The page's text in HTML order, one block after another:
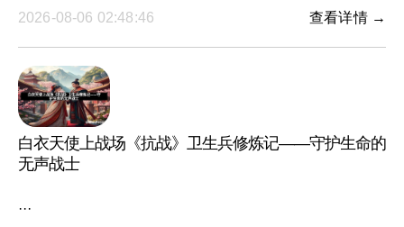
2026-08-06 02:48:46
查看详情 →
白衣天使上战场《抗战》卫生兵修炼记——守护生命的
无声战士
···